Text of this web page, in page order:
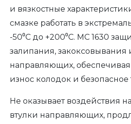
и вязкостные
смазке работать в
-50⁰С до +200⁰С. МС 1630
залипания, закоксовывания
направляющих,
износ колодок и
Не оказывает воздействия
втулки направляющих,